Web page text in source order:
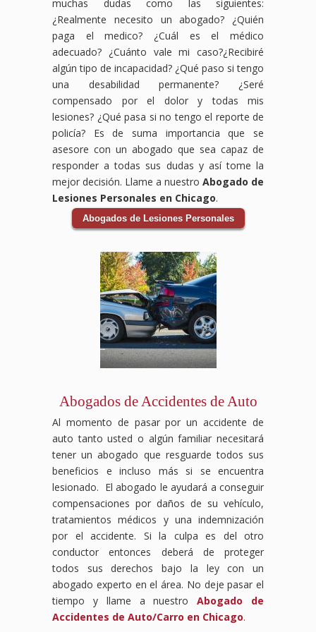
gastos
médicos,
pérdida
de
ingresos,
y
otros
daños
ocasionados
por
accidente.
Los
accidentes
de
bicicleta
pueden
negligencia
conductores
condiciones
inseguras
las
consecuencias
pueden
Nuestro
equipo
de
abogados
especializados
accidentes
de
tránsito
luchará
para
que
daños
a tu
vehículo.
Los
de
auto
pueden
ser
devastadores,
no
tienes
que
enfrentarlo
solo.
Nuestro
abogados
expertos
en
accidentes
de
tránsito
se
encargará
de
proceso
legal,
desde
reclamo
hasta
la
negociación
con
las
aseguradoras,
asegurándonos
de
que
obtengas
máximo
relacionada
con
tu
accidente
laboral.
Sabemos
que
enfrentar
un
accidente
el
trabajo
puede
ser
abrumador,
pero
que
hacerlo
solo.
Nuestro
equipo
de
abogados
especializados
en
laboral
luchará
para
que
tus
sean
respetados
y
recibas
necesario
durante
tu
recuperación.
aseguradoras
en
West
Loop
Gate,
Chicago,
IL,
estamos
comprometidos
a
luchar
ti y
asegurarnos
de
que
obtengas
la
necesitas
para
cubrir
gastos
médicos,
salarios
perdidos,
daños
vehículo
y
cualquier
otra
pérdida
relacionada
con
el
accidente.
Los
accidentes
auto
pueden
ser
traumáticos
tener
Chicago,
IL,
estamos
aquí
asegurarnos
de
que
obtengas
compensación
que
mereces
por
tus
gastos
médicos,
y
cualquier
incapacidad
relacionada
con
tu
accidente
laboral.
Sabemos
enfrentar
un
accidente
en
trabajo
puede
ser
abrumador,
pero
no
que
hacerlo
solo.
Nuestro
de
IL,
estamos
aquí
para
ayudarte
a
obtener
la
compensación
que
por
tus
lesiones,
gastos
médicos,
salarios
daños
a tu
vehículo.
Los
accidentes
de
auto
pueden
ser
pero
no
tienes
que
enfrentarlo
Nuestro
equipo
de
abogados
expertos
accidentes
de
tránsito
se
encargará
de
muchas dudas como las siguientes:
¿Realmente necesito un abogado? ¿Quién
paga el medico? ¿Cuál es el médico
adecuado? ¿Cuánto vale mi caso?¿Recibiré
algún tipo de incapacidad? ¿Qué paso si tengo
una desabilidad permanente? ¿Seré
compensado por el dolor y todas mis
lesiones? ¿Qué pasa si no tengo el reporte de
policía? Es de suma importancia que se
asesore con un abogado que sea capaz de
responder a todas sus dudas y así tome la
mejor decisión. Llame a nuestro Abogado de
Lesiones Personales en Chicago.
Abogados de Lesiones Personales
Abogados de Accidentes de Auto
Al momento de pasar por un accidente de
auto tanto usted o algún familiar necesitará
tener un abogado que resguarde todos sus
beneficios e incluso más si se encuentra
lesionado. El abogado le ayudará a conseguir
compensaciones por daños de su vehículo,
tratamientos médicos y una indemnización
por el accidente. Si la culpa es del otro
conductor entonces deberá de proteger
todos sus derechos bajo la ley con un
abogado experto en el área. No deje pasar el
tiempo y llame a nuestroAbogado de
Accidentes de Auto/Carro en Chicago.